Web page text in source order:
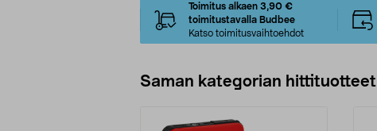
Toimitus alkaen 3,90 €
toimitustavalla Budbee
Katso toimitusvaihtoehdot
Saman kategorian hittituotteet